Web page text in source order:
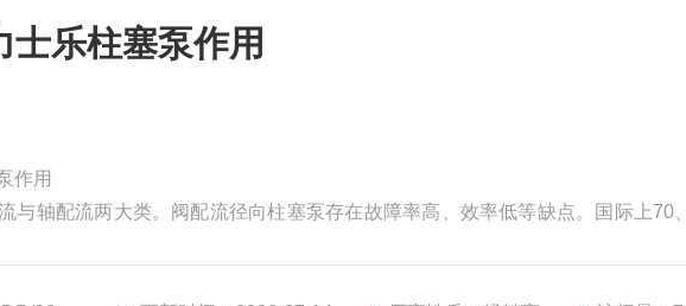
士乐柱塞泵作用
作用
与轴配流两大类。阀配流径向柱塞泵存在故障率高、效率低等缺点。国际上70